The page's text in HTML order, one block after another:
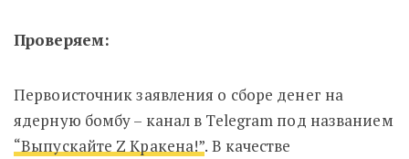
Проверяем:
Первоисточник заявления о сборе денег на
ядерную бомбу – канал в Telegram под названием
“Выпускайте Z Кракена!”. В качестве